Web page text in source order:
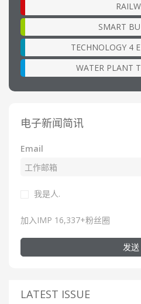
SMART
TECHNOLOGY 4
WATER PLANT
电子新闻简讯
Email
我是人.
加入IMP 16,337+粉丝圈
发送
LATEST ISSUE